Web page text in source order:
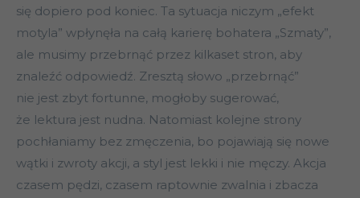
się dopiero pod koniec. Ta sytuacja niczym „efekt
motyla” wpłynęła na całą karierę bohatera „Szmaty”,
ale musimy przebrnąć przez kilkaset stron, aby
znaleźć odpowiedź. Zresztą słowo „przebrnąć”
nie jest zbyt fortunne, mogłoby sugerować,
że lektura jest nudna. Natomiast kolejne strony
pochłaniamy bez zmęczenia, bo pojawiają się nowe
wątki i zwroty akcji, a styl jest lekki i nie męczy. Akcja
czasem pędzi, czasem raptownie zwalnia i zbacza